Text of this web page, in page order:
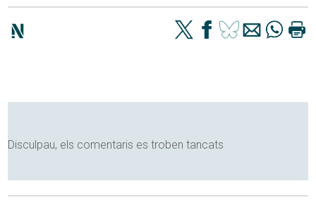
Disculpau, els comentaris es troben tancats